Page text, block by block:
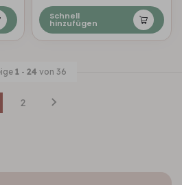
Schnell
hinzufügen
1- 24von 36
2